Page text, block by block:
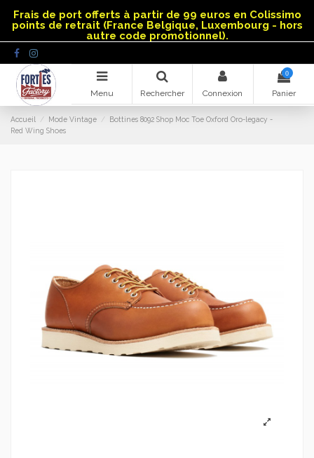
Frais de port offerts à partir de 99 euros en Colissimo
points de retrait (France Belgique, Luxembourg - hors
autre code promotionnel).
Menu Rechercher Connexion
0
Panier
Accueil Mode Vintage
Bottines 8092 Shop Moc Toe Oxford Oro-legacy -
Red Wing Shoes